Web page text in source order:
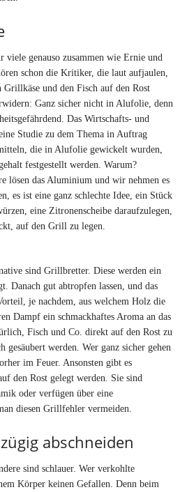
genauso zusammen wie Ernie und
schon die Kritiker, die laut aufjaulen,
Grillkäse und den Fisch auf den Rost
Ganz sicher nicht in Alufolie, denn
Das Wirtschafts- und
Studie zu dem Thema in Auftrag
die in Alufolie gewickelt wurden,
festgestellt werden. Warum?
lösen das Aluminium und wir nehmen es
es ist eine ganz schlechte Idee, ein Stück
eine Zitronenscheibe daraufzulegen,
auf den Grill zu legen.
sind Grillbretter. Diese werden ein
Danach gut abtropfen lassen, und das
je nachdem, aus welchem Holz die
Dampf ein schmackhaftes Aroma an das
Fisch und Co. direkt auf den Rost zu
werden. Wer ganz sicher gehen
im Feuer. Ansonsten gibt es
den Rost gelegt werden. Sie sind
oder verfügen über eine
diesen Grillfehler vermeiden.
abschneiden
sind schlauer. Wer verkohlte
Körper keinen Gefallen. Denn beim